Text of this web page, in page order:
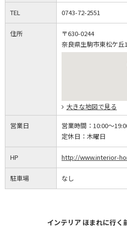
TEL 0743-72-2551
住所
〒630-0244
奈良県生駒市東松ケ丘
大きな地図で見る
営業日 営業時間： 10:00～
定休日： 木曜日
HP http://www.interior-
駐車場 なし
インテリア ほまれに行く